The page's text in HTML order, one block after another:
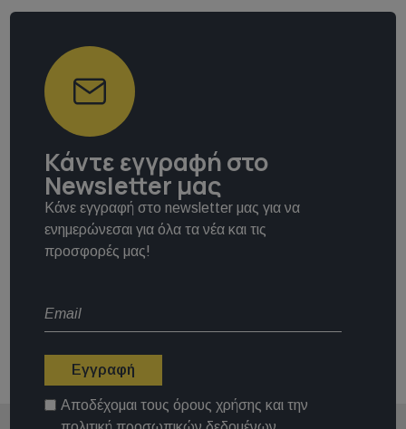
Κάντε εγγραφή στο
Newsletter μας
Κάνε εγγραφή στο newsletter μας για να
ενημερώνεσαι για όλα τα νέα και τις
προσφορές μας!
Εγγραφή
Αποδέχομαι τους όρους χρήσης και την